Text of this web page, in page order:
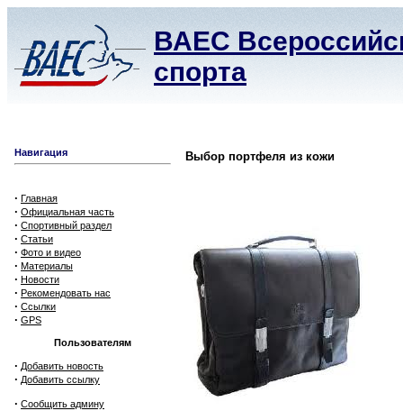
ВАЕС
спорта
Навигация
· Главная
· Официальная часть
· Спортивный раздел
· Статьи
· Фото и видео
· Материалы
· Новости
· Рекомендовать нас
· Ссылки
· GPS
Пользователям
· Добавить новость
· Добавить ссылку
· Сообщить админу
Выбор портфеля из кожи